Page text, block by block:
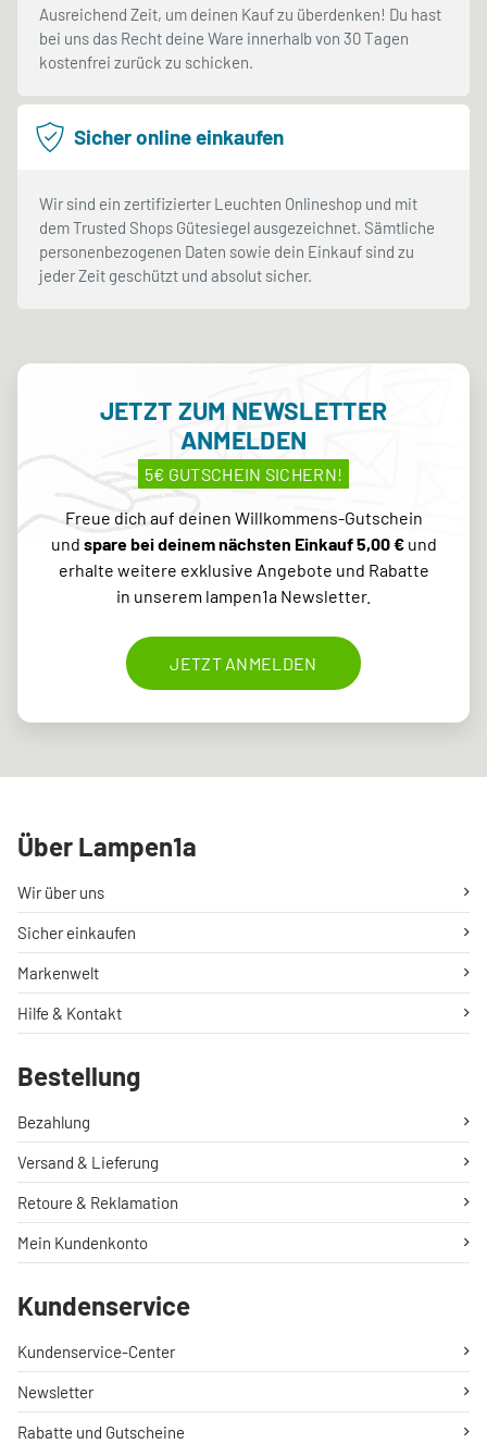
Ausreichend Zeit, um deinen Kauf zu überdenken! Du hast
bei uns das Recht deine Ware innerhalb von 30 Tagen
kostenfrei zurück zu schicken.
Sicher online einkaufen
Wir sind ein zertifizierter Leuchten Onlineshop und mit
dem Trusted Shops Gütesiegel ausgezeichnet. Sämtliche
personenbezogenen Daten sowie dein Einkauf sind zu
jeder Zeit geschützt und absolut sicher.
JETZT ZUM NEWSLETTER
ANMELDEN
5€ GUTSCHEIN SICHERN!
Freue dich auf deinen Willkommens-Gutschein
und spare bei deinem nächsten Einkauf 5,00 €und
erhalte weitere exklusive Angebote und Rabatte
in unserem lampen1a Newsletter.
JETZT ANMELDEN
Über Lampen1a
Wir über uns
Sicher einkaufen
Markenwelt
Hilfe & Kontakt
Bestellung
Bezahlung
Versand & Lieferung
Retoure & Reklamation
Mein Kundenkonto
Kundenservice
Kundenservice-Center
Newsletter
Rabatte und Gutscheine